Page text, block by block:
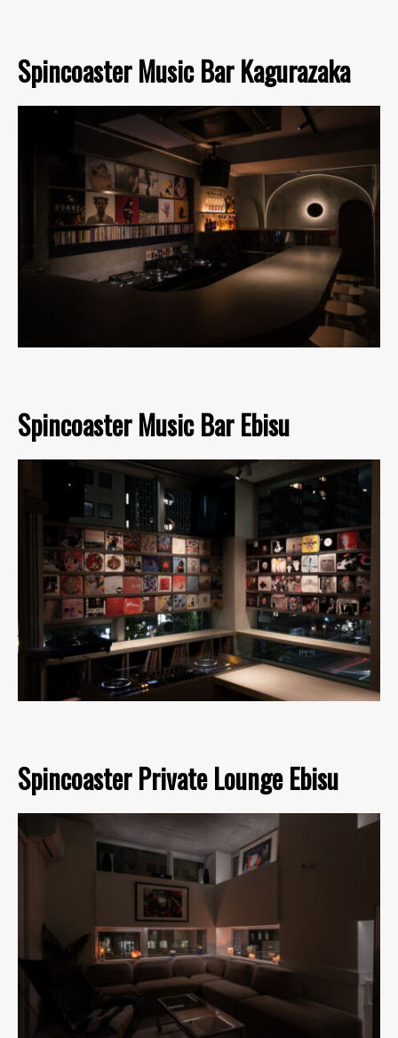
Spincoaster Music Bar Kagurazaka
Spincoaster Music Bar Ebisu
Spincoaster Private Lounge Ebisu